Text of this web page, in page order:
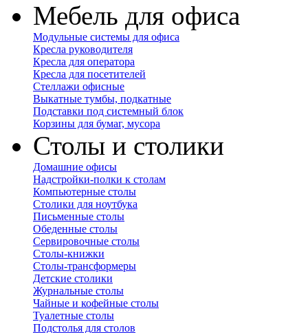
Мебель для офиса
Модульные системы для офиса
Кресла руководителя
Кресла для оператора
Кресла для посетителей
Стеллажи офисные
Выкатные тумбы, подкатные
Подставки под системный блок
Корзины для бумаг, мусора
Столы и столики
Домашние офисы
Надстройки-полки к столам
Компьютерные столы
Столики для ноутбука
Письменные столы
Обеденные столы
Сервировочные столы
Столы-книжки
Столы-трансформеры
Детские столики
Журнальные столы
Чайные и кофейные столы
Туалетные столы
Подстолья для столов